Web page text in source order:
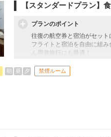
【スタンダードプラン
プランのポイント
往復の航空券と宿泊がセット
フライトと宿泊を自由に組
ん周遊旅行にも最適！
フライトは、安心のJAL（
オプションでレンタカーや
朝 昼 夕 禁煙ルーム